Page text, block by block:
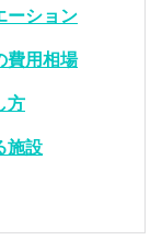
ーション
費用相場
方
施設